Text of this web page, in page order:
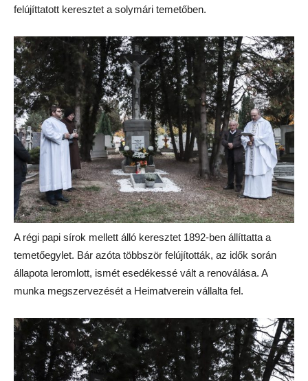
felújíttatott keresztet a solymári temetőben.
A régi papi sírok mellett álló keresztet 1892-ben állíttatta a
temetőegylet. Bár azóta többször felújították, az idők során
állapota leromlott, ismét esedékessé vált a renoválása. A
munka megszervezését a Heimatverein vállalta fel.